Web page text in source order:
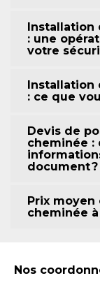
Installation
: une
votre
Installation
: ce que
Devis de
cheminée :
document ?
Prix moyen
cheminée
Nos